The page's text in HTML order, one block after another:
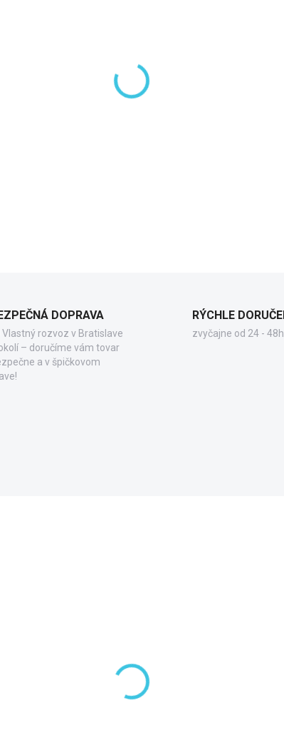
DETAILNÉ INFORMÁCIE
DOPRAVA
Vlastný rozvoz v Bratislave
– doručíme vám tovar
a v špičkovom
RÝCHLE
zvyčajne od 24 - 48h